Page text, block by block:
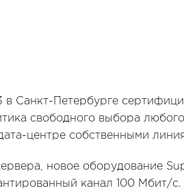
в Санкт-Петербурге
свободного выбора
центре собственными
новое оборудование
канал 100 Мбит/